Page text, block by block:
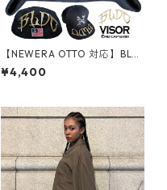
【NEWERA OTTO 対応】BLD
C VISOR WAPPEN バイザーア
ーチ ワッペン ロゴ ツバ裏 刺
プ
¥4,400